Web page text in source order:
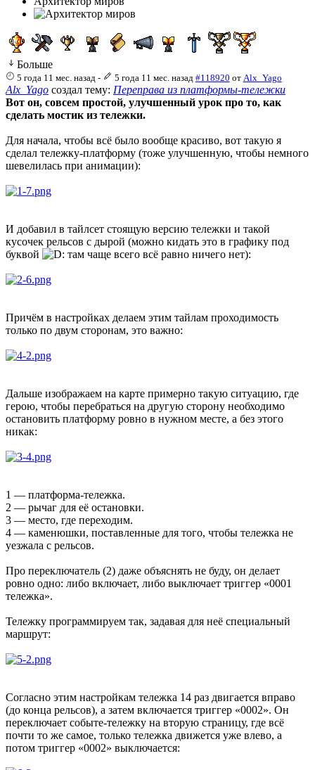
Больше
5 года 11 мес. назад - 5 года 11 мес. назад #118920 от Alx_Yago
Alx_Yago создал тему: Переправа из платформы-тележки
Вот он, совсем простой, улучшенный урок про то, как
сделать мостик из тележки.
Для начала, чтобы всё было вообще красиво, вот такую я
сделал тележку-платформу (тоже улучшенную, чтобы немного
шевелилась при анимации):
И добавил в тайлсет стоящую версию тележки и такой
кусочек рельсов с дырой (можно кидать это в графику под
буквой
там чаще всего всё равно ничего нет):
Причём в настройках делаем этим тайлам проходимость
только по двум сторонам, это важно:
Дальше изображаем на карте примерно такую ситуацию, где
герою, чтобы перебраться на другую сторону необходимо
остановить платформу ровно в нужном месте, а без этого
никак:
1 — платформа-тележка.
2 — рычаг для её остановки.
3 — место, где переходим.
4 — каменюшки, поставленные для того, чтобы тележка не
уезжала с рельсов.
Про переключатель (2) даже объяснять не буду, он делает
ровно одно: либо включает, либо выключает триггер «0001
тележка».
Тележку программируем так, задавая для неё специальный
маршрут:
Согласно этим настройкам тележка 14 раз двигается вправо
(до конца рельсов), а затем включается триггер «0002». Он
переключает событе-тележку на вторую страницу, где всё
почти то же самое, только тележка движется уже влево, а
потом триггер «0002» выключается: